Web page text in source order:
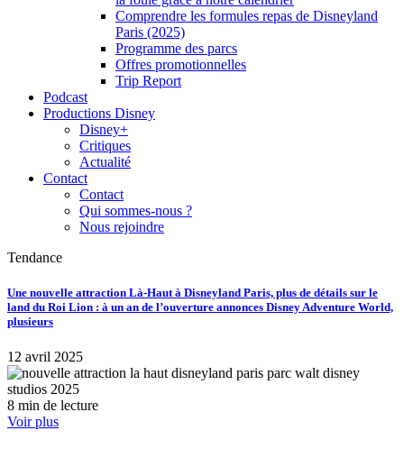
Comprendre les formules repas de Disneyland
Paris (2025)
Programme des parcs
Offres promotionnelles
Trip Report
Podcast
Productions Disney
Disney+
Critiques
Actualité
Contact
Contact
Qui sommes-nous ?
Nous rejoindre
Tendance
Une nouvelle attraction Là-Haut à Disneyland Paris, plus de détails sur le
land du Roi Lion : à un an de l’ouverture annonces Disney Adventure World,
plusieurs
12 avril 2025
8 min de lecture
Voir plus